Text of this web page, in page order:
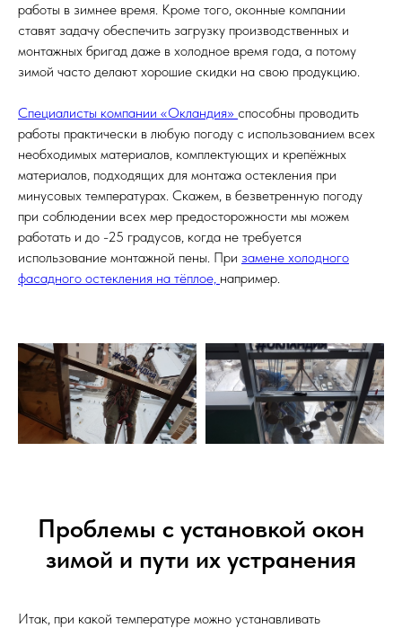
работы в зимнее время. Кроме того, оконные компании
ставят задачу обеспечить загрузку производственных и
монтажных бригад даже в холодное время года, а потому
зимой часто делают хорошие скидки на свою продукцию.
Специалисты компании «Окландия» способны проводить
работы практически в любую погоду с использованием всех
необходимых материалов, комплектующих и крепёжных
материалов, подходящих для монтажа остекления при
минусовых температурах. Скажем, в безветренную погоду
при соблюдении всех мер предосторожности мы можем
работать и до -25 градусов, когда не требуется
использование монтажной пены. При замене холодного
фасадного остекления на тёплое, например.
Проблемы с установкой окон
зимой и пути их устранения
Итак, при какой температуре можно устанавливать